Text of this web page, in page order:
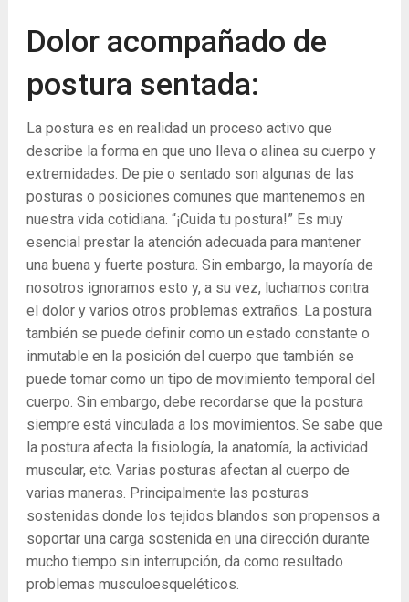
Dolor acompañado de
postura sentada:
La postura es en realidad un proceso activo que
describe la forma en que uno lleva o alinea su cuerpo y
extremidades. De pie o sentado son algunas de las
posturas o posiciones comunes que mantenemos en
nuestra vida cotidiana. “¡Cuida tu postura!” Es muy
esencial prestar la atención adecuada para mantener
una buena y fuerte postura. Sin embargo, la mayoría de
nosotros ignoramos esto y, a su vez, luchamos contra
el dolor y varios otros problemas extraños. La postura
también se puede definir como un estado constante o
inmutable en la posición del cuerpo que también se
puede tomar como un tipo de movimiento temporal del
cuerpo. Sin embargo, debe recordarse que la postura
siempre está vinculada a los movimientos. Se sabe que
la postura afecta la fisiología, la anatomía, la actividad
muscular, etc. Varias posturas afectan al cuerpo de
varias maneras. Principalmente las posturas
sostenidas donde los tejidos blandos son propensos a
soportar una carga sostenida en una dirección durante
mucho tiempo sin interrupción, da como resultado
problemas musculoesqueléticos.